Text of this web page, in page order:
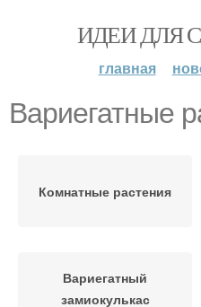
ИДЕИ ДЛЯ
главная
Вариегатные
Комнатные растения
Вариегатный
замиокулькас